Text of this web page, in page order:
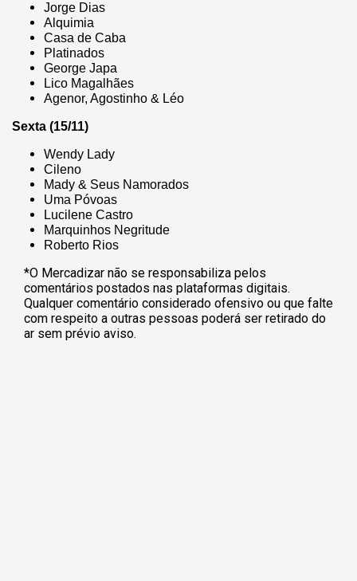
Jorge Dias
Alquimia
Casa de Caba
Platinados
George Japa
Lico Magalhães
Agenor, Agostinho & Léo
Sexta (15/11)
Wendy Lady
Cileno
Mady & Seus Namorados
Uma Póvoas
Lucilene Castro
Marquinhos Negritude
Roberto Rios
*O Mercadizar não se responsabiliza pelos
comentários postados nas plataformas digitais.
Qualquer comentário considerado ofensivo ou que falte
com respeito a outras pessoas poderá ser retirado do
ar sem prévio aviso.